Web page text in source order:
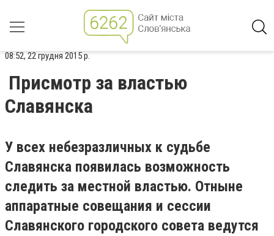
08:52, 22 грудня 2015 р.
Присмотр за властью
Славянска
У всех небезразличных к судьбе
Славянска появилась возможность
следить за местной властью. Отныне
аппаратные совещания и сессии
Славянского городского совета ведутся